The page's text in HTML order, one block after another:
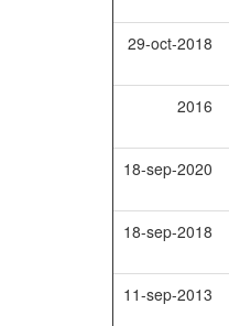
29-oct-2018
2016
18-sep-2020
18-sep-2018
11-sep-2013